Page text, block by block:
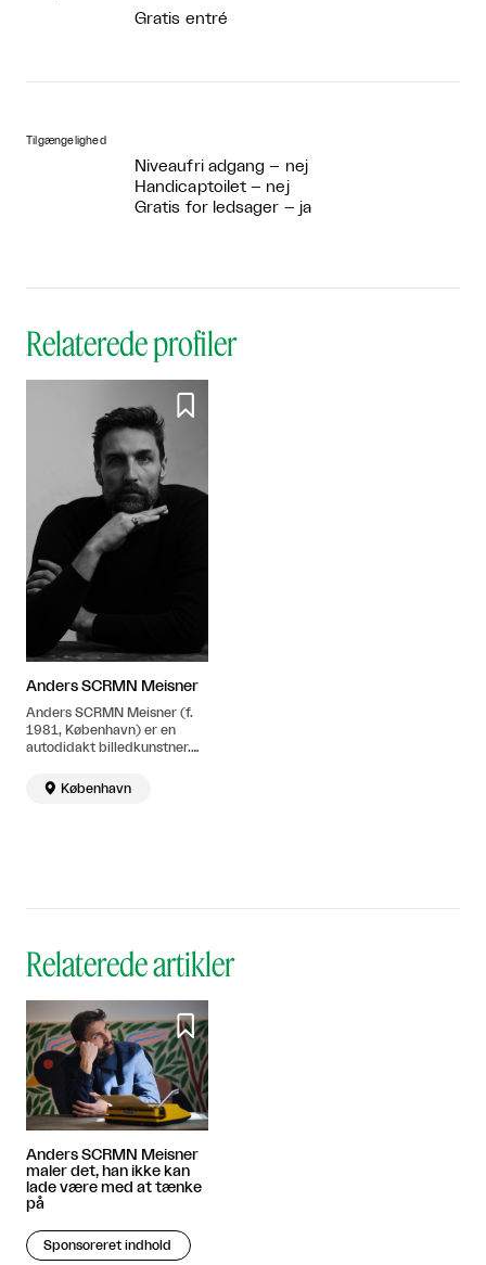
Gratis entré
Tilgængelighed
Niveaufri adgang – nej
Handicaptoilet – nej
Gratis for ledsager – ja
Relaterede profiler

Anders SCRMN Meisner
Anders SCRMN Meisner (f.
1981, København) er en
autodidakt billedkunstner.
København.
 København
Relaterede artikler

Anders SCRMN Meisner
maler det, han ikke kan
lade være med at tænke
på
Sponsoreret indhold